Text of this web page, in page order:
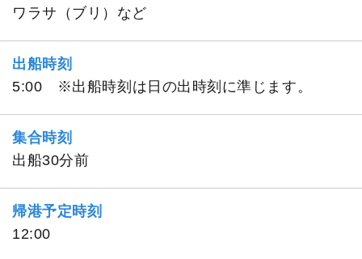
ワラサ（ブリ）など
出船時刻
5:00 ※出船時刻は日の出時刻に準じます。
集合時刻
出船30分前
帰港予定時刻
12:00